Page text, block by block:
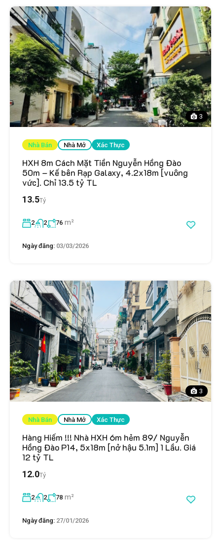
3
Nhà Bán Nhà Mở Xác Thực
HXH 8m Cách Mặt Tiền Nguyễn Hồng Đào
50m – Kế bên Rạp Galaxy, 4.2x18m [vuông
vức]. Chỉ 13.5 tỷ TL
13.5Tỷ
2 2 76 m²
Ngày đăng: 03/03/2026
3
Nhà Bán Nhà Mở Xác Thực
Hàng Hiếm !!! Nhà HXH 6m hẻm 89/ Nguyễn
Hồng Đào P14, 5x18m [nở hậu 5.1m] 1 Lầu. Giá
12 tỷ TL
12.0Tỷ
2 2 78 m²
Ngày đăng: 27/01/2026